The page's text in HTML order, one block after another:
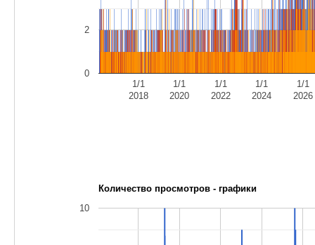
1/1
2018
1/1
2020
1/1
2022
1/1
2024
1/1
2026
0
2
Количество просмотров - графики
10